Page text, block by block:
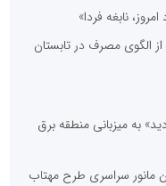
نابغه فردا»
الگوی مصرف در تابستان
به میزبانی منطقه برق
مانور سراسری طرح مهتاب